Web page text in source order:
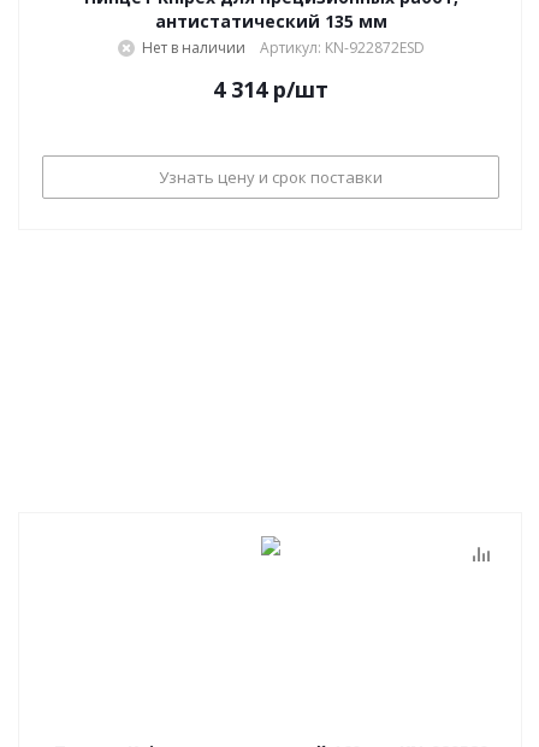
антистатический 135 мм
Нет в наличии Артикул: KN-922872ESD
4 314р/шт
Узнать цену и срок поставки